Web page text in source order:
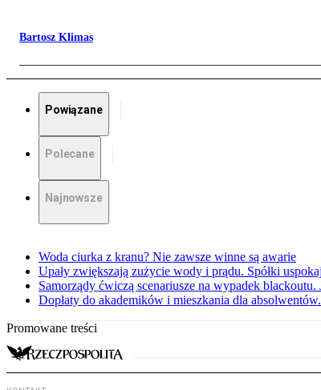
Bartosz Klimas
Powiązane
Polecane
Najnowsze
Woda ciurka z kranu? Nie zawsze winne są awarie
Upały zwiększają zużycie wody i prądu. Spółki
Samorządy ćwiczą scenariusze na wypadek blackoutu.
Dopłaty do akademików i mieszkania dla
Promowane treści